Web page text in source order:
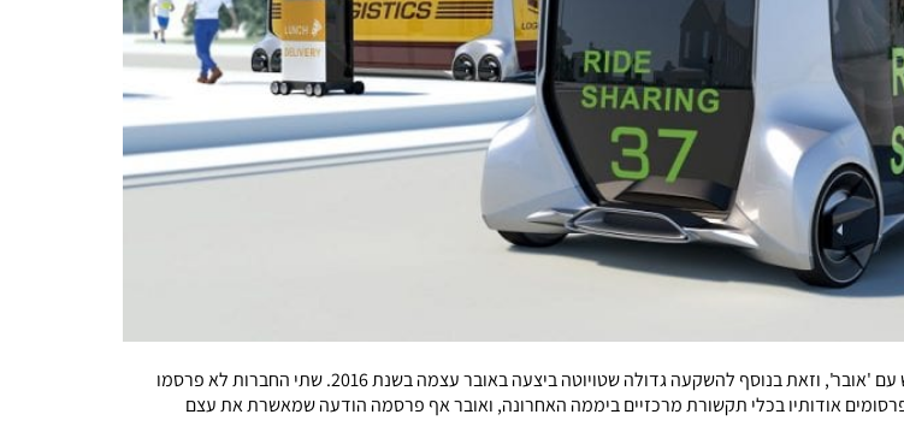
חטיבת המחקר והטכנולוגיה של קונצרן טויוטה תשקיע חצי מיליארד דולר במיזם חדש עם 'אובר', וזאת בנוסף להשקעה גדולה שטויוטה ביצעה באובר עצמה בשנת 2016. שתי החברות לא פרסמו
אודותיו בכלי תקשורת מרכזיים ביממה האחרונה, ואובר אף פרסמה הודעה שמאשרת את עצם